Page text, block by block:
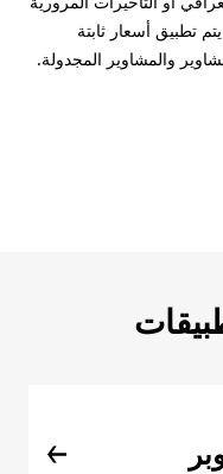
تطبيق أسعار ثابتة
والمشاوير المجدولة.